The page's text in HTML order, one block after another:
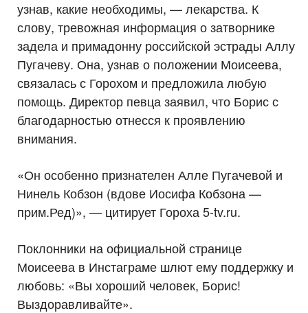
узнав, какие необходимы, — лекарства. К
слову, тревожная информация о затворнике
задела и примадонну российской эстрады Аллу
Пугачеву. Она, узнав о положении Моисеева,
связалась с Горохом и предложила любую
помощь. Директор певца заявил, что Борис с
благодарностью отнесся к проявлению
внимания.
«Он особенно признателен Алле Пугачевой и
Нинель Кобзон (вдове Иосифа Кобзона —
прим.Ред)», — цитирует Гороха 5-tv.ru.
Поклонники на официальной странице
Моисеева в Инстаграме шлют ему поддержку и
любовь: «Вы хороший человек, Борис!
Выздоравливайте».